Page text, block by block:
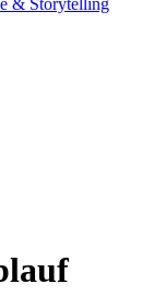
& Storytelling